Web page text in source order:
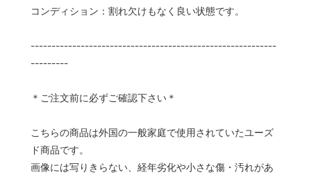
コンディション：割れ欠けもなく良い状態です。
-----------------------------------------------------------
---------
＊ご注文前に必ずご確認下さい＊
こちらの商品は外国の一般家庭で使用されていたユーズ
ド商品です。
画像には写りきらない、経年劣化や小さな傷・汚れがあ